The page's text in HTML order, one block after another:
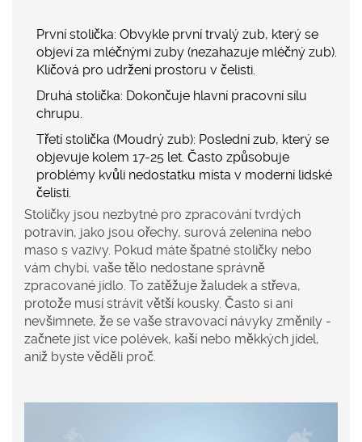
První stolička: Obvykle první trvalý zub, který se
objeví za mléčnými zuby (nezahazuje mléčný zub).
Klíčová pro udržení prostoru v čelisti.
Druhá stolička: Dokončuje hlavní pracovní sílu
chrupu.
Třetí stolička (Moudrý zub): Poslední zub, který se
objevuje kolem 17-25 let. Často způsobuje
problémy kvůli nedostatku místa v moderní lidské
čelisti.
Stoličky jsou nezbytné pro zpracování tvrdých
potravin, jako jsou ořechy, surová zelenina nebo
maso s vazivy. Pokud máte špatné stoličky nebo
vám chybí, vaše tělo nedostane správně
zpracované jídlo. To zatěžuje žaludek a střeva,
protože musí strávit větší kousky. Často si ani
nevšimnete, že se vaše stravovací návyky změnily -
začnete jíst více polévek, kaší nebo měkkých jídel,
aniž byste věděli proč.